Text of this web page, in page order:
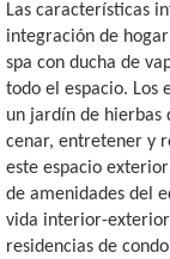
Las características
integración de
spa con ducha de
todo el espacio. Los
un jardín de hierbas
cenar, entretener y
este espacio
de amenidades del
vida interior-
residencias de